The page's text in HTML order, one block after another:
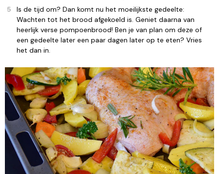
Is de tijd om? Dan komt nu het moeilijkste gedeelte:
Wachten tot het brood afgekoeld is. Geniet daarna van
heerlijk verse pompoenbrood! Ben je van plan om deze of
een gedeelte later een paar dagen later op te eten? Vries
het dan in.